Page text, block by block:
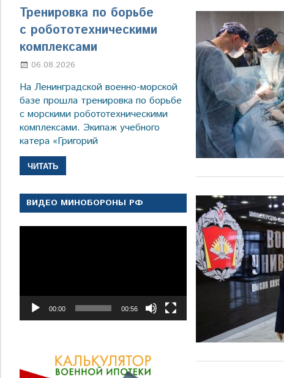
Тренировка по борьбе
с робототехническими
комплексами
06.08.2026
На Ленинградской военно-морской
базе прошла тренировка по борьбе
с морскими робототехническими
комплексами. Экипаж учебного
катера «Григорий
ЧИТАТЬ
ВИДЕО МИНОБОРОНЫ РФ
00:00 00:56